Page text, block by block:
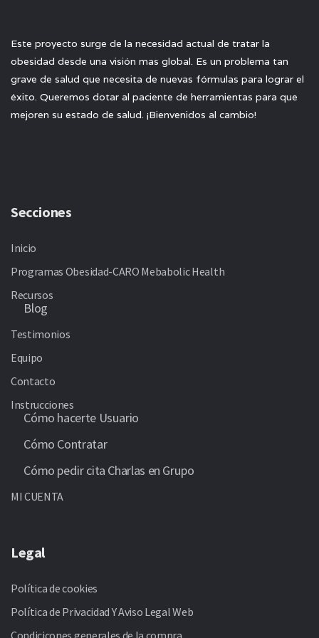
Este proyecto surge de la necesidad actual de tratar la
obesidad desde una visión mas global. Es un problema tan
grave de salud que necesita de nuevas fórmulas para lograr el
éxito. Queremos dotar al paciente de herramientas para que
mejoren su estado de salud. ¡Bienvenidos al cambio!
Secciones
Inicio
Programas Obesidad-CARO Mebabolic Health
Recursos
Blog
Testimonios
Equipo
Contacto
Instrucciones
Cómo hacerte Usuario
Cómo Contratar
Cómo pedir cita Charlas en Grupo
MI CUENTA
Legal
Política de cookies
Política de Privacidad Y Aviso Legal Web
Condicicones generales de la compra